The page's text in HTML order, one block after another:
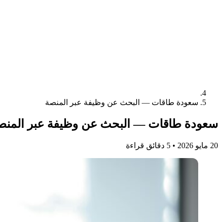
سعودة طاقات — البحث عن وظيفة عبر المنصة
سعودة طاقات — البحث عن وظيفة عبر
20 مايو 2026 • 5 دقائق قراءة